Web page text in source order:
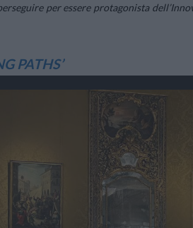
per essere protagonista
PATHS’